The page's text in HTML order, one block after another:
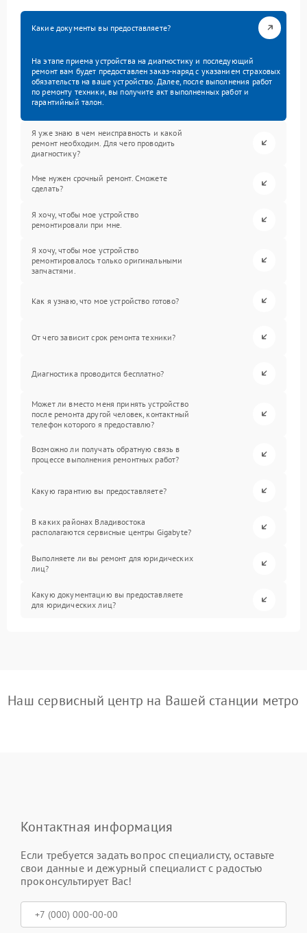
Какие документы вы предоставляете?
На этапе приема устройства на диагностику и последующий
ремонт вам будет предоставлен заказ-наряд с указанием страховых
обязательств на ваше устройство. Далее, после выполнения работ
по ремонту техники, вы получите акт выполненных работ и
гарантийный талон.
Я уже знаю в чем неисправность и какой
ремонт необходим. Для чего проводить
диагностику?
Мне нужен срочный ремонт. Сможете
сделать?
Я хочу, чтобы мое устройство
ремонтировали при мне.
Я хочу, чтобы мое устройство
ремонтировалось только оригинальными
запчастями.
Как я узнаю, что мое устройство готово?
От чего зависит срок ремонта техники?
Диагностика проводится бесплатно?
Может ли вместо меня принять устройство
после ремонта другой человек, контактный
телефон которого я предоставлю?
Возможно ли получать обратную связь в
процессе выполнения ремонтных работ?
Какую гарантию вы предоставляете?
В каких районах Владивостока
располагаются сервисные центры Gigabyte?
Выполняете ли вы ремонт для юридических
лиц?
Какую документацию вы предоставляете
для юридических лиц?
Наш сервисный центр на Вашей станции метро
Контактная информация
Если требуется задать вопрос специалисту, оставьте
свои данные и дежурный специалист с радостью
проконсультирует Вас!